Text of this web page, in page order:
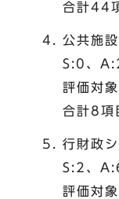
合計44
公共施
S:0、
評価対
合計8項
行財政
S:2、
評価対